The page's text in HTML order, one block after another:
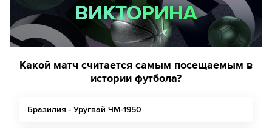
ВИКТОРИНА
ВИКТОРИНА
Какой матч считается самым посещаемым в
истории футбола?
Бразилия - Уругвай ЧМ-1950